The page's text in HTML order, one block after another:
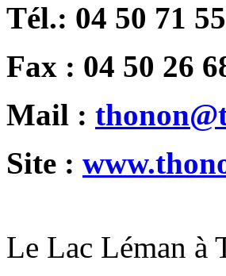
Tél.: 04 50 71
Fax : 04 50 26
Mail :
Site :
Le Lac Léman à